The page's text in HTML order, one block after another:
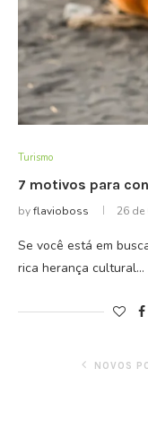
Turismo
7 motivos para
byflavioboss 26
Se você está em
rica herança cultural…
NOVOS